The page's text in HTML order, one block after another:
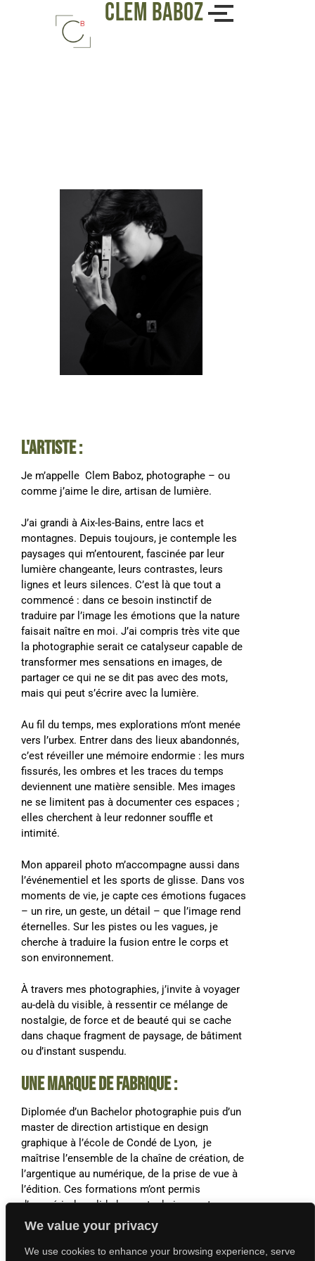
We value your privacy
We use cookies to enhance your browsing experience, serve
Clem baboz
l'artiste :
Je m’appelle Clem Baboz, photographe – ou
comme j’aime le dire, artisan de lumière.
J’ai grandi à Aix-les-Bains, entre lacs et
montagnes. Depuis toujours, je contemple les
paysages qui m’entourent, fascinée par leur
lumière changeante, leurs contrastes, leurs
lignes et leurs silences. C’est là que tout a
commencé : dans ce besoin instinctif de
traduire par l’image les émotions que la nature
faisait naître en moi. J’ai compris très vite que
la photographie serait ce catalyseur capable de
transformer mes sensations en images, de
partager ce qui ne se dit pas avec des mots,
mais qui peut s’écrire avec la lumière.
Au fil du temps, mes explorations m’ont menée
vers l’urbex. Entrer dans des lieux abandonnés,
c’est réveiller une mémoire endormie : les murs
fissurés, les ombres et les traces du temps
deviennent une matière sensible. Mes images
ne se limitent pas à documenter ces espaces ;
elles cherchent à leur redonner souffle et
intimité.
Mon appareil photo m’accompagne aussi dans
l’événementiel et les sports de glisse. Dans vos
moments de vie, je capte ces émotions fugaces
– un rire, un geste, un détail – que l’image rend
éternelles. Sur les pistes ou les vagues, je
cherche à traduire la fusion entre le corps et
son environnement.
À travers mes photographies, j’invite à voyager
au-delà du visible, à ressentir ce mélange de
nostalgie, de force et de beauté qui se cache
dans chaque fragment de paysage, de bâtiment
ou d’instant suspendu.
Une marque de fabrique :
Diplomée d’un Bachelor photographie puis d’un
master de direction artistique en design
graphique à l’école de Condé de Lyon, je
maîtrise l’ensemble de la chaîne de création, de
l’argentique au numérique, de la prise de vue à
l’édition. Ces formations m’ont permis
d’acquérir de solide bases techniques et
artistiques aussi bien en photographie qu’en
direction artistique en design graphique.